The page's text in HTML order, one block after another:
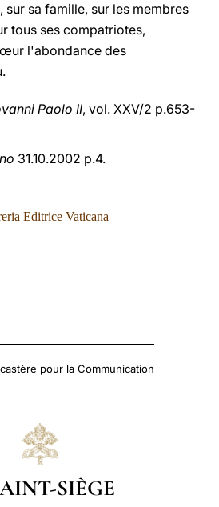
sur sa famille, sur les membres
tous ses compatriotes,
l'abondance des
Paolo II, vol. XXV/2 p.653-
31.10.2002 p.4.
Editrice Vaticana
pour la Communication
SIÈGE